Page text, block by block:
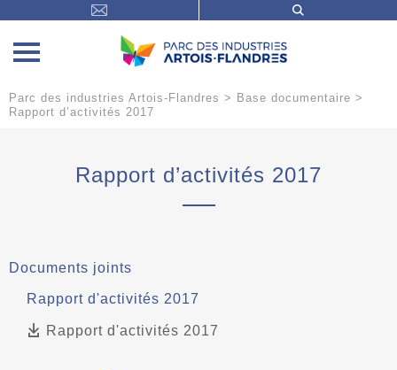
Parc des industries Artois-Flandres > Base documentaire >
Rapport d’activités 2017
Rapport d’activités 2017
Documents joints
Rapport d'activités 2017
Rapport d'activités 2017